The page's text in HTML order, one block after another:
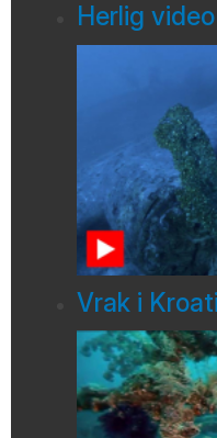
Herlig
Vrak i